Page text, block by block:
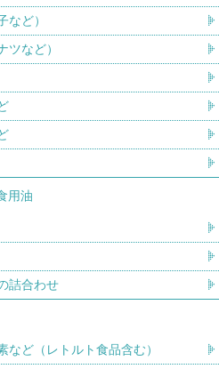
など）
ツなど）
用油
詰合わせ
など（レトルト食品含む）